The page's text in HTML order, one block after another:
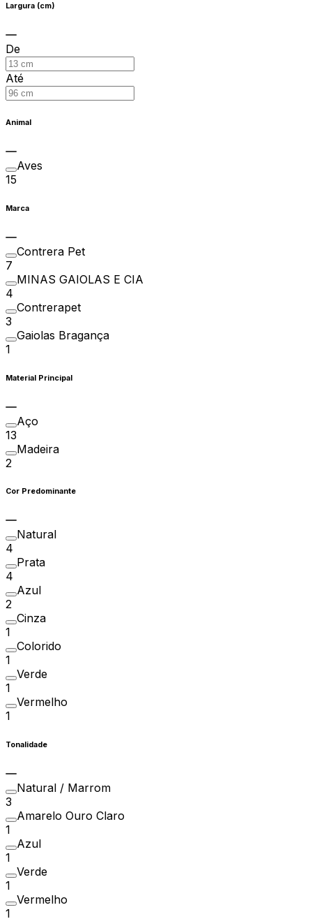
Largura (cm)
De
Até
Animal
Aves
15
Marca
Contrera Pet
7
MINAS GAIOLAS E CIA
4
Contrerapet
3
Gaiolas Bragança
1
Material Principal
Aço
13
Madeira
2
Cor Predominante
Natural
4
Prata
4
Azul
2
Cinza
1
Colorido
1
Verde
1
Vermelho
1
Tonalidade
Natural / Marrom
3
Amarelo Ouro Claro
1
Azul
1
Verde
1
Vermelho
1